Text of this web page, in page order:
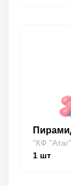
"КФ
1 шт